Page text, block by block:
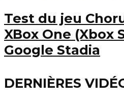
Test du jeu
XBox One (Xbox
Google Stadia
DERNIÈRES